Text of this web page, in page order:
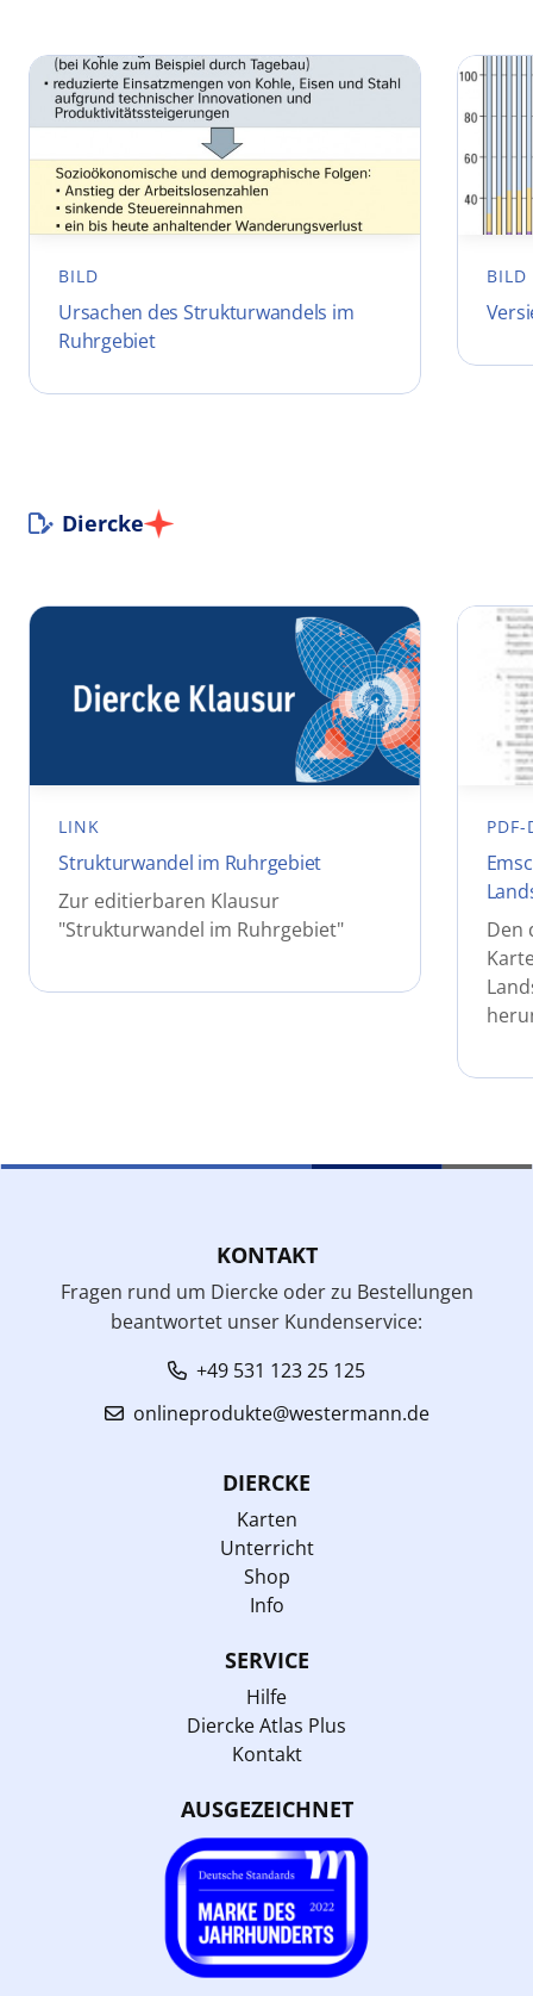
BILD
Ursachen des Strukturwandels im
Ruhrgebiet
BILD
Diercke
LINK
Strukturwandel im Ruhrgebiet
Zur editierbaren Klausur
"Strukturwandel im Ruhrgebiet"
PDF-
Den
KONTAKT
Fragen rund um Diercke oder zu Bestellungen
beantwortet unser Kundenservice:
+49 531 123 25 125
onlineprodukte@westermann.de
DIERCKE
Karten
Unterricht
Shop
Info
SERVICE
Hilfe
Diercke Atlas Plus
Kontakt
AUSGEZEICHNET